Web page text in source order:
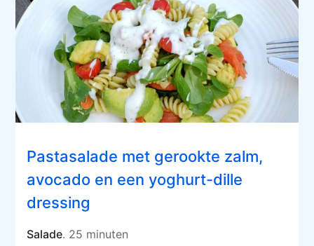
Pastasalade met gerookte zalm,
avocado en een yoghurt-dille
dressing
Salade. 25 minuten